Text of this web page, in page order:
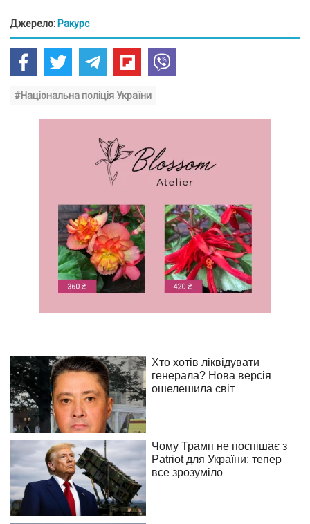
Джерело: Ракурс
#Національна поліція України